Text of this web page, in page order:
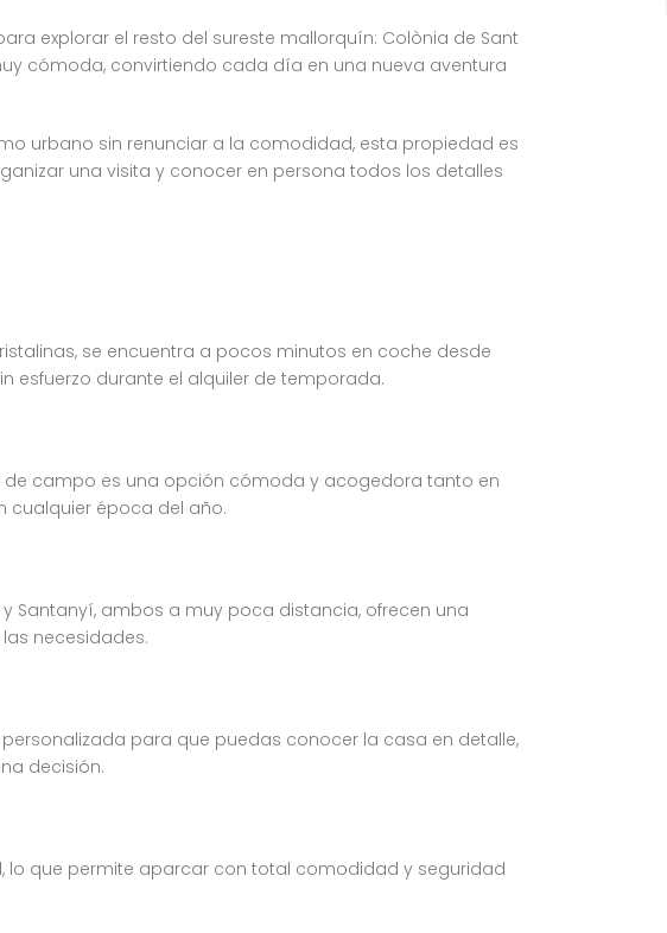
explorar el resto del sureste mallorquín: Colònia de Sant
cómoda, convirtiendo cada día en una nueva aventura
urbano sin renunciar a la comodidad, esta propiedad es
una visita y conocer en persona todos los detalles
se encuentra a pocos minutos en coche desde
esfuerzo durante el alquiler de temporada.
campo es una opción cómoda y acogedora tanto en
cualquier época del año.
Santanyí, ambos a muy poca distancia, ofrecen una
necesidades.
para que puedas conocer la casa en detalle,
decisión.
lo que permite aparcar con total comodidad y seguridad